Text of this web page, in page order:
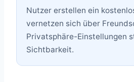
Nutzer erstellen ein
vernetzen sich über
Privatsphäre-Einstellungen
Sichtbarkeit.